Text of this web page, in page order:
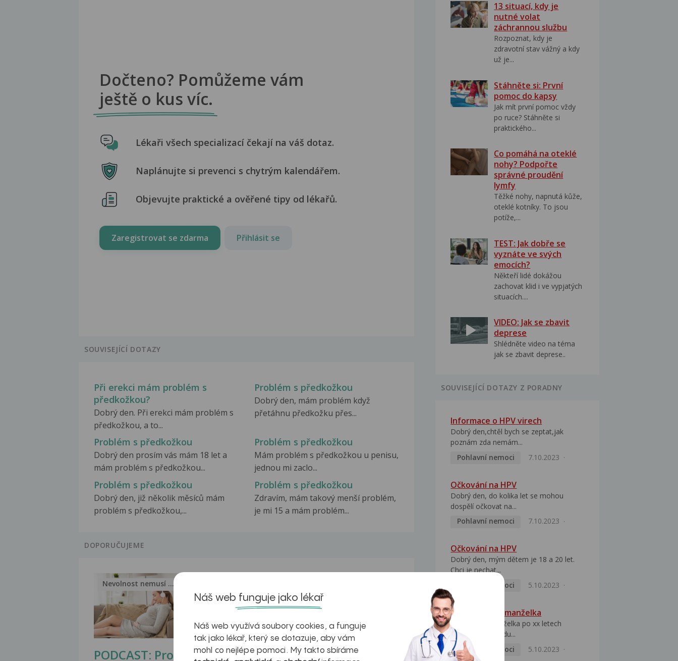
Dočteno? Pomůžeme vám
ještě o kus víc.
Lékaři všech specializací čekají na váš dotaz.
Naplánujte si prevenci s chytrým kalendářem.
Objevujte praktické a ověřené tipy od lékařů.
Zaregistrovat se zdarma Přihlásit se
SOUVISEJÍCÍ DOTAZY
Při erekci mám problém s
předkožkou?
Dobrý den. Při erekci mám problém s
předkožkou, a to...
Problém s předkožkou
Dobrý den, mám problém když
přetáhnu předkožku přes...
Problém s předkožkou
Dobrý den prosím vás mám 18 let a
mám problém s předkožkou...
Problém s předkožkou
Mám problém s předkožkou u penisu,
jednou mi zaclo...
Problém s předkožkou
Dobrý den, již několik měsíců mám
problém s předkožkou,...
Problém s předkožkou
Zdravím, mám takový menší problém,
je mi 15 a mám problém...
DOPORUČUJEME
PODCAST: Proč
Nevolnost nemusí být nutnou...
Ztukovatění
Inovativní
13 situací, kdy je
nutné volat
záchrannou službu
Rozpoznat, kdy je
zdravotní stav vážný a kdy
už je...
Stáhněte si: První
pomoc do kapsy
Jak mít první pomoc vždy
po ruce? Stáhněte si
praktického...
Co pomáhá na oteklé
nohy? Podpořte
správné proudění
lymfy
Těžké nohy, napnutá kůže,
oteklé kotníky. To jsou
potíže,...
TEST: Jak dobře se
vyznáte ve svých
emocích?
Někteří lidé dokážou
zachovat klid i ve vypjatých
situacích....
VIDEO: Jak se zbavit
deprese
Shlédněte video na téma
jak se zbavit deprese..
SOUVISEJÍCÍ DOTAZY Z PORADNY
Informace o HPV virech
Dobrý den,chtěl bych se zeptat,jak
poznám zda nemám...
Pohlavní nemoci
7.10.2023
Očkování na HPV
Dobrý den, do kolika let se mohou
dospělí očkovat na...
Pohlavní nemoci
7.10.2023
Očkování na HPV
Dobrý den, mým dětem je 18 a 20 let.
Chci je nechat...
Pohlavní nemoci
5.10.2023
HPV pozitivní manželka
Dobrý den, manželka po xx letech
přivezla z Východu...
Pohlavní nemoci
5.10.2023
Náš web funguje jako lékař
Náš web využívá soubory cookies, a funguje
tak jako lékař, který se dotazuje, aby vám
mohl co nejlépe pomoci. My takto sbíráme